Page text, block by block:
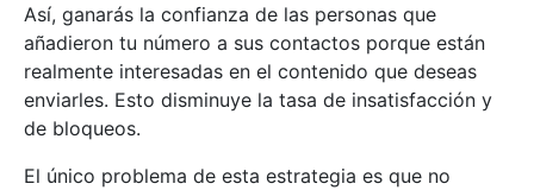
Así, ganarás la confianza de las personas que
añadieron tu número a sus contactos porque están
realmente interesadas ​​en el contenido que deseas
enviarles. Esto disminuye la tasa de insatisfacción y
de bloqueos.
El único problema de esta estrategia es que no